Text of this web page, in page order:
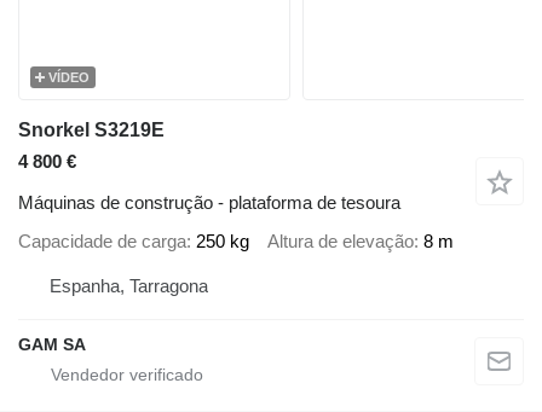
VÍDEO
Snorkel S3219E
4 800 €
Máquinas de construção - plataforma de tesoura
Capacidade de carga 250 kg Altura de elevação 8 m
Espanha, Tarragona
GAM SA